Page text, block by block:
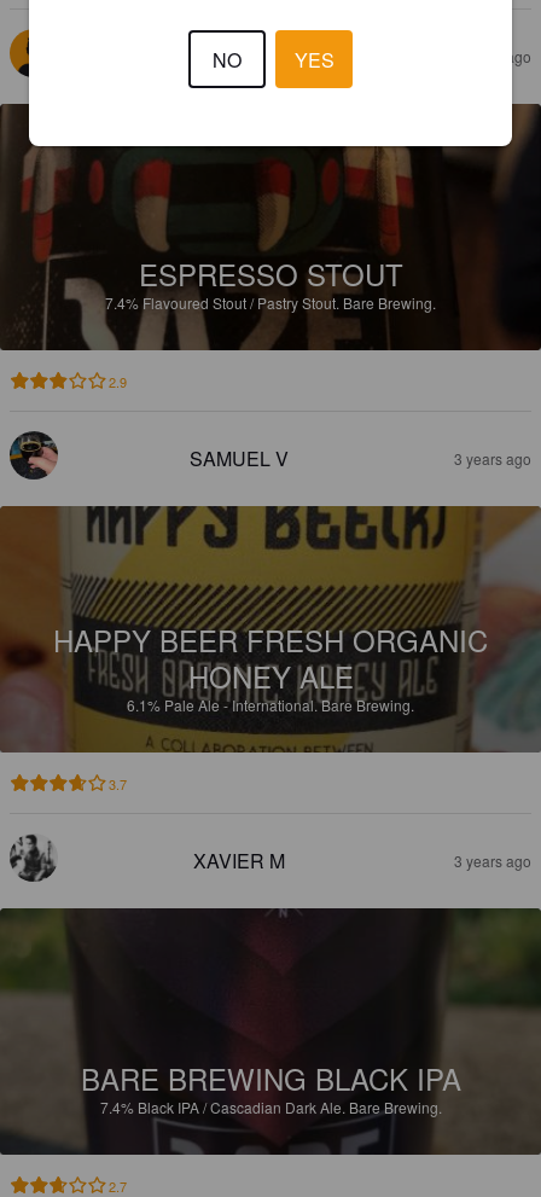
RPD 3 years ago
ESPRESSO STOUT
7.4%Flavoured Stout / Pastry Stout. Bare Brewing.
2.9
SAMUEL V 3 years ago
HAPPY BEER FRESH ORGANIC
HONEY ALE
6.1% Pale Ale - International.Bare Brewing.
3.7
XAVIER M 3 years ago
BARE BREWING BLACK IPA
7.4% Black IPA / Cascadian Dark Ale. Bare Brewing.
2.7
NO YES